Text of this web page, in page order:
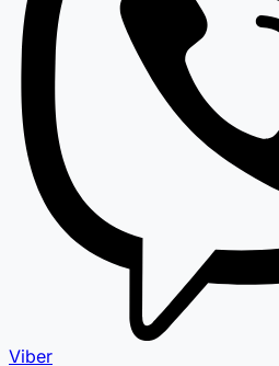
Viber